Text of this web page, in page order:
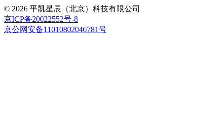
© 2026 平凯星辰（北京）科技有限公司
京ICP备20022552号-8
京公网安备11010802046781号